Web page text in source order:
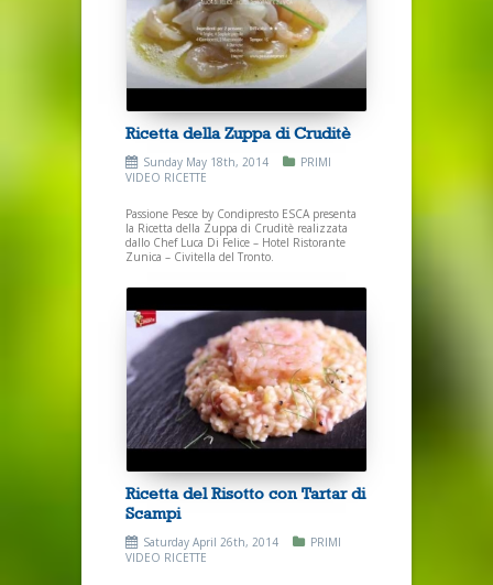
Ricetta della Zuppa di Cruditè
Sunday May 18th, 2014
PRIMI
VIDEO RICETTE
Passione Pesce by Condipresto ESCA presenta
la Ricetta della Zuppa di Cruditè realizzata
dallo Chef Luca Di Felice – Hotel Ristorante
Zunica – Civitella del Tronto.
Ricetta del Risotto con Tartar di
Scampi
Saturday April 26th, 2014
PRIMI
VIDEO RICETTE